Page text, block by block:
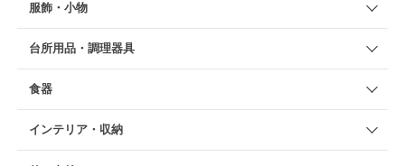
服飾・小物
台所用品・調理器具
食器
インテリア・収納